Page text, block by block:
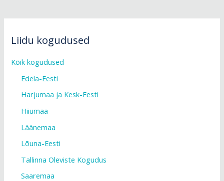
Liidu kogudused
Kõik kogudused
Edela-Eesti
Harjumaa ja Kesk-Eesti
Hiiumaa
Läänemaa
Lõuna-Eesti
Tallinna Oleviste Kogudus
Saaremaa